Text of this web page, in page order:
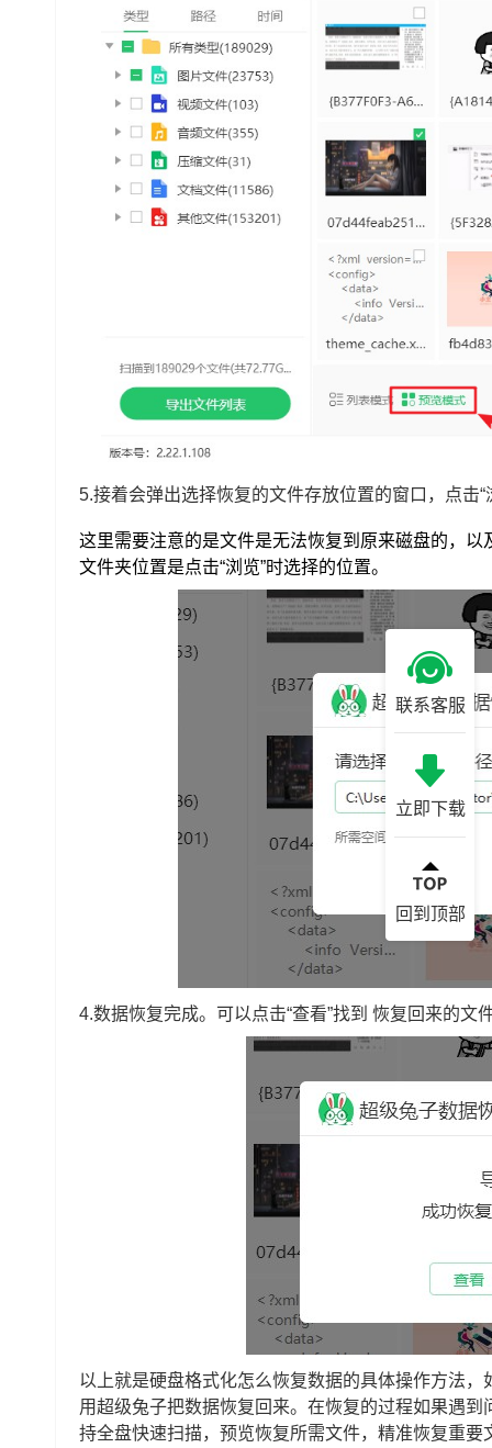
5.接着会弹出选择恢复的文件存放位置的窗口，点击
这里需要注意的是文件是无法恢复到原来磁盘的，
文件夹位置是点击“浏览”时选择的位置。
4.数据恢复完成。可以点击“查看”找到 恢复回来的文
以上就是硬盘格式化怎么恢复数据的具体操作方法
用超级兔子把数据恢复回来。在恢复的过程如果遇
持全盘快速扫描，预览恢复所需文件，精准恢复重要
联系客服
立即下载
回到顶部